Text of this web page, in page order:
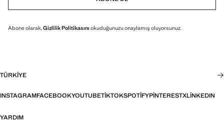
Abone olarak,Gizlilik Politikasını okuduğunuzu onaylamış oluyorsunuz.
TÜRKIYE
INSTAGRAMFACEBOOKYOUTUBETIKTOKSPOTIFYPINTERESTXLINKEDIN
YARDIM